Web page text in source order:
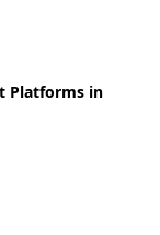
Platforms in